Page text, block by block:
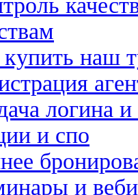
купить наш
логина и
и спо
и